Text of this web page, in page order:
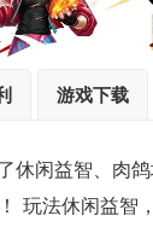
游戏下载
休闲益智、肉
玩法休闲益智